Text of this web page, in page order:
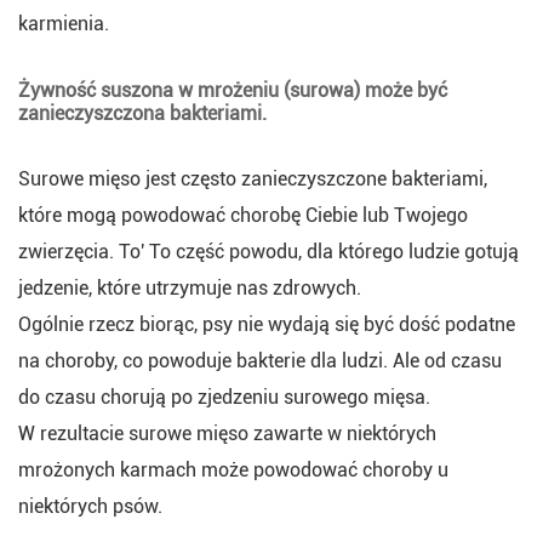
karmienia.
Żywność suszona w mrożeniu (surowa) może być
zanieczyszczona bakteriami.
Surowe mięso jest często zanieczyszczone bakteriami,
które mogą powodować chorobę Ciebie lub Twojego
zwierzęcia. To' To część powodu, dla którego ludzie gotują
jedzenie, które utrzymuje nas zdrowych.
Ogólnie rzecz biorąc, psy nie wydają się być dość podatne
na choroby, co powoduje bakterie dla ludzi. Ale od czasu
do czasu chorują po zjedzeniu surowego mięsa.
W rezultacie surowe mięso zawarte w niektórych
mrożonych karmach może powodować choroby u
niektórych psów.